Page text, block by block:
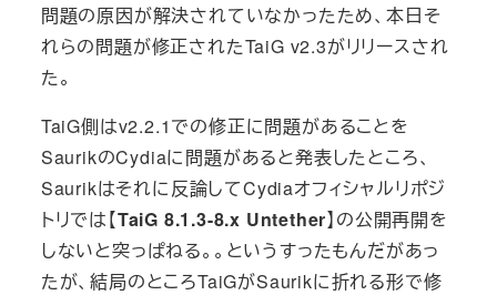
問題の原因が解決されていなかったため、本日そ
れらの問題が修正されたTaiG v2.3がリリースされ
た。
TaiG側はv2.2.1での修正に問題があることを
SaurikのCydiaに問題があると発表したところ、
Saurikはそれに反論してCydiaオフィシャルリポジ
トリでは【TaiG 8.1.3-8.x Untether】の公開再開を
しないと突っぱねる。。というすったもんだがあっ
たが、結局のところTaiGがSaurikに折れる形で修